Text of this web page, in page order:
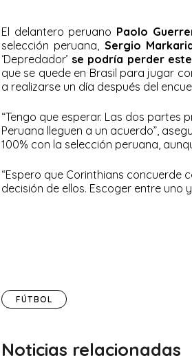
El delantero peruano Paolo
selección peruana, Sergio
‘Depredador’ se podría perder
que se quede en Brasil para jugar
a realizarse un día después del
“Tengo que esperar. Las dos partes
Peruana lleguen a un acuerdo”,
100% con la selección peruana,
“Espero que Corinthians concuerde
decisión de ellos. Escoger entre uno
FÚTBOL
Noticias relacionadas